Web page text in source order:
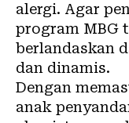
alergi. Agar
program MBG
berlandaskan
dan dinamis.
Dengan
anak